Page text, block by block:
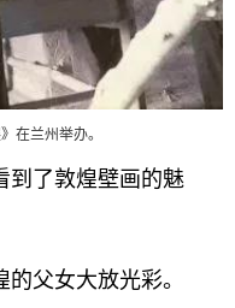
在兰州举办。
了敦煌壁画的魅
父女大放光彩。